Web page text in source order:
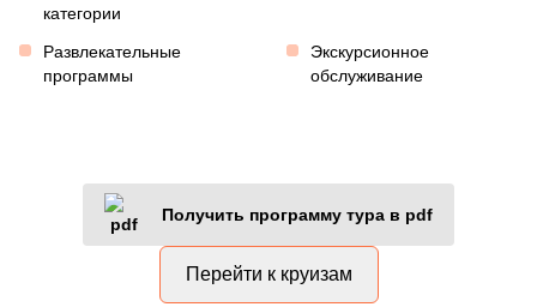
категории
Развлекательные
программы
Экскурсионное
обслуживание
Получить программу тура в pdf
Перейти к круизам